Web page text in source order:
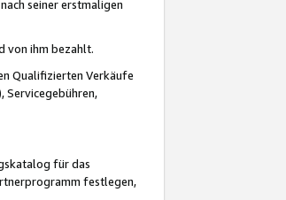
seiner erstmaligen
von ihm bezahlt.
Qualifizierten Verkäufe
Servicegebühren,
für das
festlegen,